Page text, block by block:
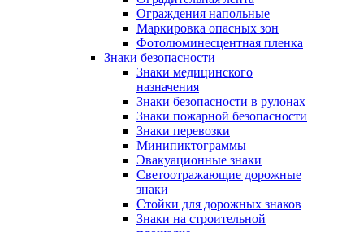
Ограждения напольные
Маркировка опасных зон
Фотолюминесцентная пленка
Знаки безопасности
Знаки медицинского
назначения
Знаки безопасности в рулонах
Знаки пожарной безопасности
Знаки перевозки
Минипиктограммы
Эвакуационные знаки
Светоотражающие дорожные
знаки
Стойки для дорожных знаков
Знаки на строительной